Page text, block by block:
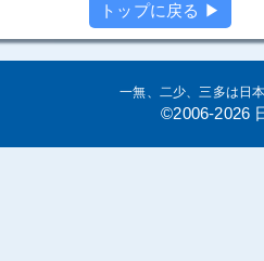
トップに戻る ▶
一無、二少、三多は日
©2006-2026